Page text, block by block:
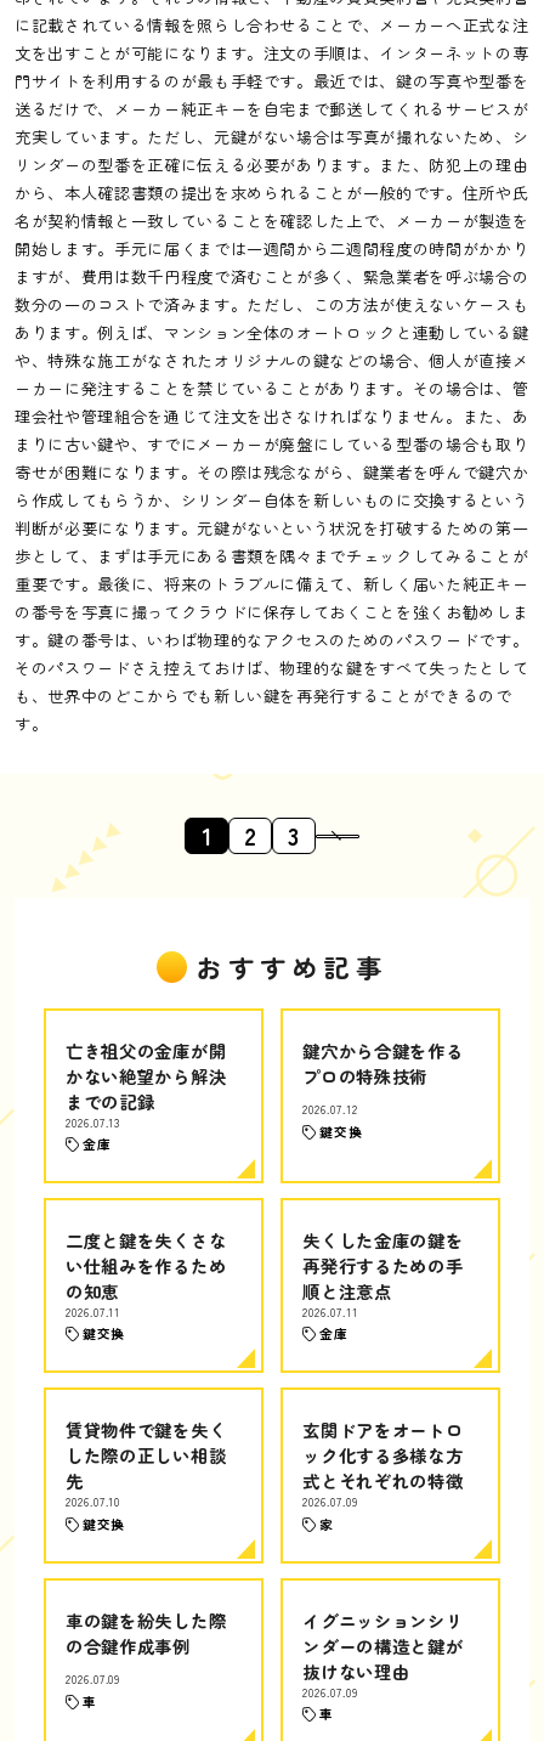
に記載されている情報を照らし合わせることで、メーカーへ正式な注
文を出すことが可能になります。注文の手順は、インターネットの専
門サイトを利用するのが最も手軽です。最近では、鍵の写真や型番を
送るだけで、メーカー純正キーを自宅まで郵送してくれるサービスが
充実しています。ただし、元鍵がない場合は写真が撮れないため、シ
リンダーの型番を正確に伝える必要があります。また、防犯上の理由
から、本人確認書類の提出を求められることが一般的です。住所や氏
名が契約情報と一致していることを確認した上で、メーカーが製造を
開始します。手元に届くまでは一週間から二週間程度の時間がかかり
ますが、費用は数千円程度で済むことが多く、緊急業者を呼ぶ場合の
数分の一のコストで済みます。ただし、この方法が使えないケースも
あります。例えば、マンション全体のオートロックと連動している鍵
や、特殊な施工がなされたオリジナルの鍵などの場合、個人が直接メ
ーカーに発注することを禁じていることがあります。その場合は、管
理会社や管理組合を通じて注文を出さなければなりません。また、あ
まりに古い鍵や、すでにメーカーが廃盤にしている型番の場合も取り
寄せが困難になります。その際は残念ながら、鍵業者を呼んで鍵穴か
ら作成してもらうか、シリンダー自体を新しいものに交換するという
判断が必要になります。元鍵がないという状況を打破するための第一
歩として、まずは手元にある書類を隅々までチェックしてみることが
重要です。最後に、将来のトラブルに備えて、新しく届いた純正キー
の番号を写真に撮ってクラウドに保存しておくことを強くお勧めしま
す。鍵の番号は、いわば物理的なアクセスのためのパスワードです。
そのパスワードさえ控えておけば、物理的な鍵をすべて失ったとして
も、世界中のどこからでも新しい鍵を再発行することができるので
す。
1 2 3
おすすめ記事
亡き祖父の金庫が開
かない絶望から解決
までの記録
2026.07.13
金庫
鍵穴から合鍵を作る
プロの特殊技術
2026.07.12
鍵交換
二度と鍵を失くさな
い仕組みを作るため
の知恵
2026.07.11
鍵交換
失くした金庫の鍵を
再発行するための手
順と注意点
2026.07.11
金庫
賃貸物件で鍵を失く
した際の正しい相談
先
2026.07.10
鍵交換
玄関ドアをオートロ
ック化する多様な方
式とそれぞれの特徴
2026.07.09
家
車の鍵を紛失した際
の合鍵作成事例
2026.07.09
車
イグニッションシリ
ンダーの構造と鍵が
抜けない理由
2026.07.09
車